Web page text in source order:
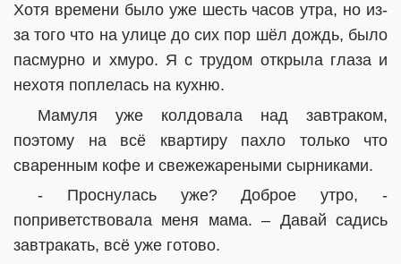
Хотя времени было уже шесть часов утра, но из-
за того что на улице до сих пор шёл дождь, было
пасмурно и хмуро. Я с трудом открыла глаза и
нехотя поплелась на кухню.
Мамуля уже колдовала над завтраком,
поэтому на всё квартиру пахло только что
сваренным кофе и свежежареными сырниками.
- Проснулась уже? Доброе утро, -
поприветствовала меня мама. – Давай садись
завтракать, всё уже готово.